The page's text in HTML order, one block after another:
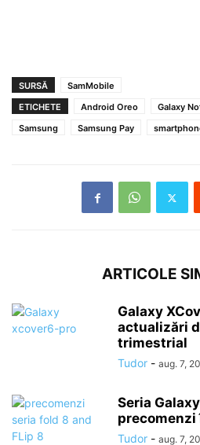
SURSĂ
SamMobile
ETICHETE
Android Oreo Galaxy
Samsung
Samsung Pay
ARTICOLE
Galaxy
actualizări
trimestrial
Tudor - aug. 7,
Seria
precomenzi
Tudor - aug. 7,